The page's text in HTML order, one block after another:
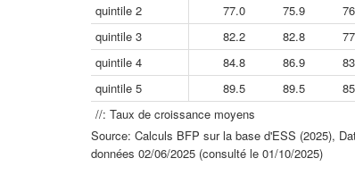
quintile 2
77.0 75.9
quintile 3
82.2 82.8
quintile 4
84.8 86.9
quintile 5
89.5 89.5
//: Taux de croissance moyens
Source: Calculs BFP sur la base d'ESS (2025),
données 02/06/2025 (consulté le 01/10/2025)